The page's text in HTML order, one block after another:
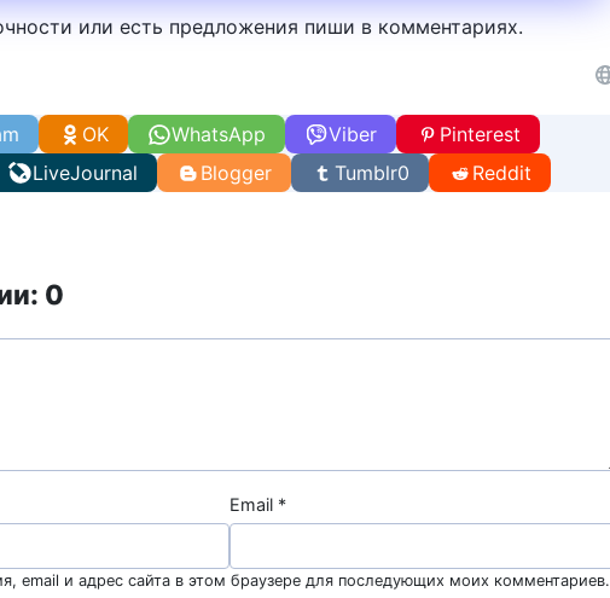
или есть предложения пиши в комментариях.
WhatsApp Viber
OK
LiveJournal
Tumblr0
Pinterest
Reddit
Blogger
0
Email *
email и адрес сайта в этом браузере для последующих моих комментариев.